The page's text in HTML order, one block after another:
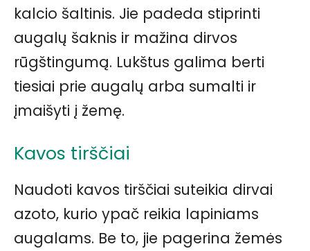
kalcio šaltinis. Jie padeda stiprinti
augalų šaknis ir mažina dirvos
rūgštingumą. Lukštus galima berti
tiesiai prie augalų arba sumalti ir
įmaišyti į žemę.
Kavos tirščiai
Naudoti kavos tirščiai suteikia dirvai
azoto, kurio ypač reikia lapiniams
augalams. Be to, jie pagerina žemės